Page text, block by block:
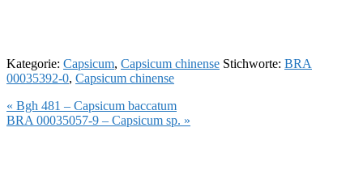
Kategorie: Capsicum, Capsicum chinense Stichworte: BRA
00035392-0, Capsicum chinense
Vorheriger
Beitrag:
« Bgh 481 – Capsicum baccatum
Nächster
BRA 00035057-9 – Capsicum sp. »